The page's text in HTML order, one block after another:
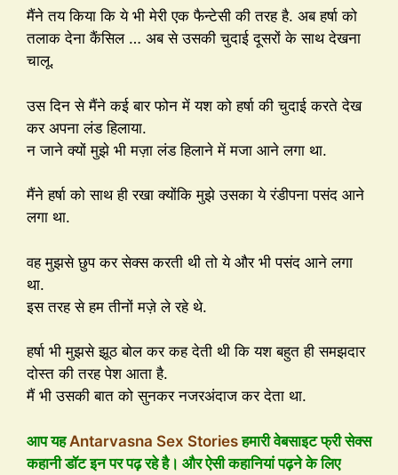
मैंने तय किया कि ये भी मेरी एक फैन्टेसी की तरह है. अब हर्षा को
तलाक देना कैंसिल … अब से उसकी चुदाई दूसरों के साथ देखना
चालू.
उस दिन से मैंने कई बार फोन में यश को हर्षा की चुदाई करते देख
कर अपना लंड हिलाया.
न जाने क्यों मुझे भी मज़ा लंड हिलाने में मजा आने लगा था.
मैंने हर्षा को साथ ही रखा क्योंकि मुझे उसका ये रंडीपना पसंद आने
लगा था.
वह मुझसे छुप कर सेक्स करती थी तो ये और भी पसंद आने लगा
था.
इस तरह से हम तीनों मज़े ले रहे थे.
हर्षा भी मुझसे झूठ बोल कर कह देती थी कि यश बहुत ही समझदार
दोस्त की तरह पेश आता है.
मैं भी उसकी बात को सुनकर नजरअंदाज कर देता था.
आप यहAntarvasna Sex Storiesहमारी वेबसाइट फ्री सेक्स
कहानी डॉट इन पर पढ़ रहे है। और ऐसी कहानियां पढ़ने के लिए